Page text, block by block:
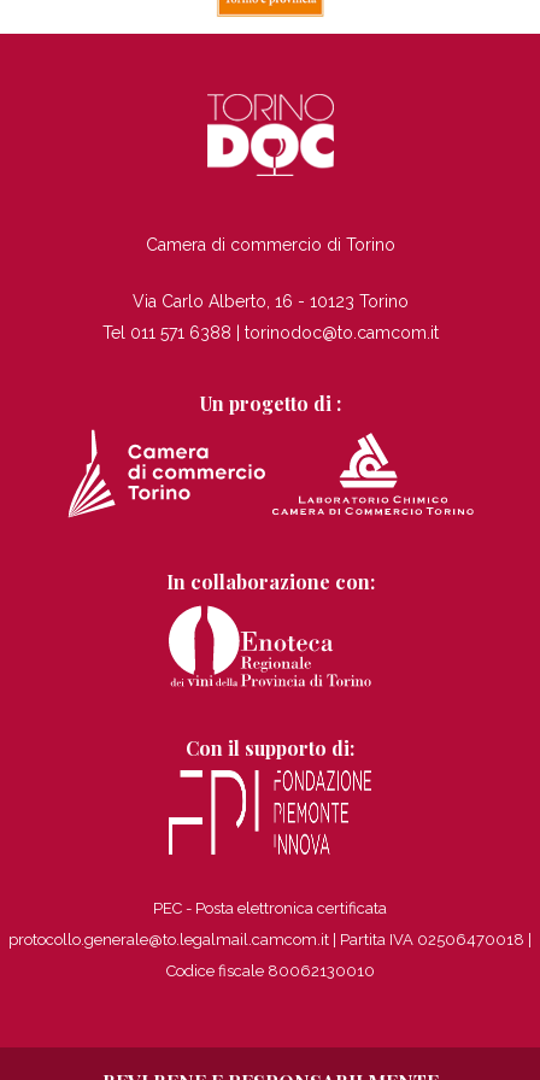
INDICAZIONI STRADALICamera di commercio di Torino
Via Carlo Alberto, 16 - 10123 Torino
Tel 011 571 6388 | torinodoc@to.camcom.it
Un progetto di :
In collaborazione con:
Con il supporto di:
PEC - Posta elettronica certificata
protocollo.generale@to.legalmail.camcom.it | Partita IVA 02506470018
Codice fiscale 80062130010